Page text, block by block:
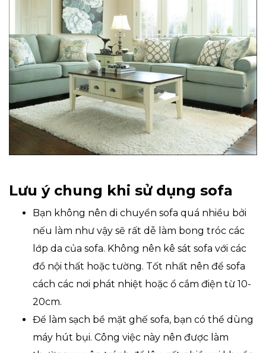
Lưu ý chung khi sử dụng sofa
Bạn không nên di chuyển sofa quá nhiều bởi
nếu làm như vậy sẽ rất dễ làm bong tróc các
lớp da của sofa. Không nên kê sát sofa với các
đồ nội thất hoặc tường. Tốt nhất nên để sofa
cách các nơi phát nhiệt hoặc ổ cắm điện từ 10-
20cm.
Để làm sạch bề mặt ghế sofa, bạn có thể dùng
máy hút bụi. Công việc này nên được làm